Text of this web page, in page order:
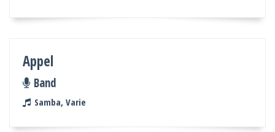
Appel
Band
Samba, Varie